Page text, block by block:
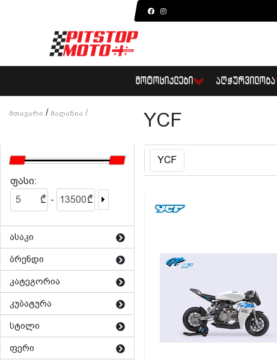
ᲛᲝᲢᲝᲪᲘᲙᲚᲔᲑᲘ ᲐᲦᲭᲣᲠᲕᲘᲚᲝᲑᲐ
Მთავარი / Მაღაზია / YCF
ფასი:
₾ - ₾
ასაკი
ბრენდი
კატეგორია
კუბატურა
სტილი
ფერი
YCF